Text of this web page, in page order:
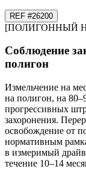
REF #26200
[ПОЛИГОННЫЙ
Соблюдение
полигон
Измельчение на
на полигон, на
прогрессивных
захоронения.
освобождение от
нормативным
в измеримый
течение 10–14